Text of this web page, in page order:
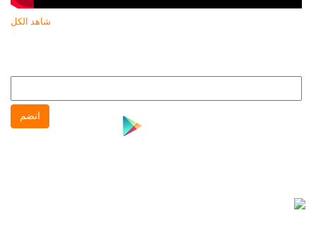
شاهد الكل
انضم